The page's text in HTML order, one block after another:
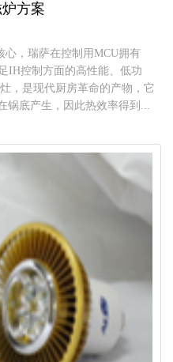
方案
心，瑞萨在控制用MCU拥有
IH控制方面的高性能、低功
，是现代厨房革命的产物，它
锅底产生，因此热效率得到...